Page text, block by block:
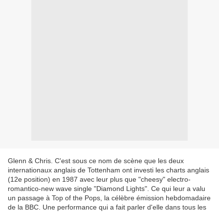
Glenn & Chris. C'est sous ce nom de scène que les deux
internationaux anglais de Tottenham ont investi les charts anglais
(12e position) en 1987 avec leur plus que "cheesy" electro-
romantico-new wave single "Diamond Lights". Ce qui leur a valu
un passage à Top of the Pops, la célèbre émission hebdomadaire
de la BBC. Une performance qui a fait parler d'elle dans tous les